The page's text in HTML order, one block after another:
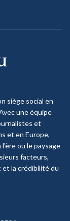
siège social en
une équipe
et
et en Europe,
ou le paysage
facteurs,
et la crédibilité du